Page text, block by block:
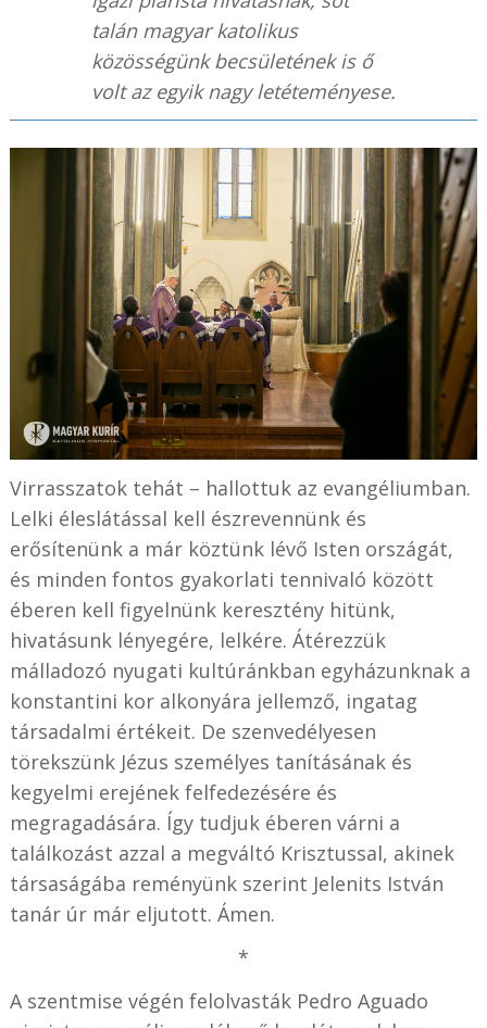
talán magyar katolikus
közösségünk becsületének is ő
volt az egyik nagy letéteményese.
Virrasszatok tehát – hallottuk az evangéliumban.
Lelki éleslátással kell észrevennünk és
erősítenünk a már köztünk lévő Isten országát,
és minden fontos gyakorlati tennivaló között
éberen kell figyelnünk keresztény hitünk,
hivatásunk lényegére, lelkére. Átérezzük
málladozó nyugati kultúránkban egyházunknak a
konstantini kor alkonyára jellemző, ingatag
társadalmi értékeit. De szenvedélyesen
törekszünk Jézus személyes tanításának és
kegyelmi erejének felfedezésére és
megragadására. Így tudjuk éberen várni a
találkozást azzal a megváltó Krisztussal, akinek
társaságába reményünk szerint Jelenits István
tanár úr már eljutott. Ámen.
*
A szentmise végén felolvasták Pedro Aguado